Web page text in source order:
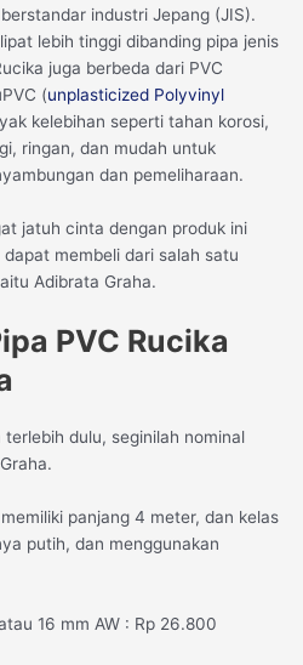
industri Jepang (JIS).
lebih tinggi dibanding pipa jenis
juga berbeda dari PVC
(unplasticized Polyvinyl
kelebihan seperti tahan korosi,
ringan, dan mudah untuk
dan pemeliharaan.
jatuh cinta dengan produk ini
membeli dari salah satu
Adibrata Graha.
PVC Rucika
dulu, seginilah nominal
panjang 4 meter, dan kelas
putih, dan menggunakan
16 mm AW : Rp 26.800